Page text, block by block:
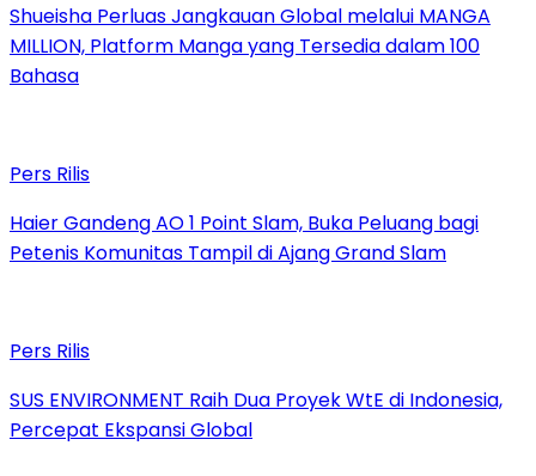
Shueisha Perluas Jangkauan Global melalui MANGA
MILLION, Platform Manga yang Tersedia dalam 100
Bahasa
Pers Rilis
Haier Gandeng AO 1 Point Slam, Buka Peluang bagi
Petenis Komunitas Tampil di Ajang Grand Slam
Pers Rilis
SUS ENVIRONMENT Raih Dua Proyek WtE di Indonesia,
Percepat Ekspansi Global